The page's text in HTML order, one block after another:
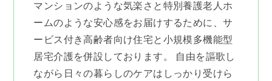
マンションのような気楽さと特別養護老人ホ
ームのような安心感をお届けするために、サ
ービス付き高齢者向け住宅と小規模多機能型
居宅介護を併設しております。 自由を謳歌し
ながら日々の暮らしのケアはしっかり受けら